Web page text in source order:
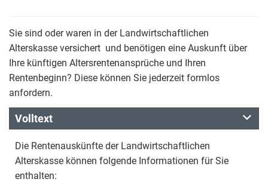
Sie sind oder waren in der Landwirtschaftlichen
Alterskasse versichert und benötigen eine Auskunft über
Ihre künftigen Altersrentenansprüche und Ihren
Rentenbeginn? Diese können Sie jederzeit formlos
anfordern.
Volltext
Die Rentenauskünfte der Landwirtschaftlichen
Alterskasse können folgende Informationen für Sie
enthalten: